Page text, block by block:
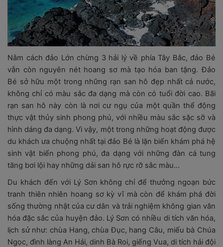
Nằm cách đảo Lớn chừng 3 hải lý về phía Tây Bắc, đảo Bé
vẫn còn nguyên nét hoang sơ mà tạo hóa ban tặng. Đảo
Bé sở hữu một trong những rạn san hô đẹp nhất cả nước,
không chỉ có màu sắc đa dạng mà còn có tuổi đời cao. Bãi
rạn san hô này còn là nơi cư ngụ của một quần thể động
thực vật thủy sinh phong phú, với nhiều màu sắc sặc sỡ và
hình dáng đa dạng. Vì vậy, một trong những hoạt động được
du khách ưa chuộng nhất tại đảo Bé là lặn biển khám phá hệ
sinh vật biển phong phú, đa dạng với những đàn cá tung
tăng bơi lội hay những dải san hô rực rỡ sắc màu…
Du khách đến với Lý Sơn không chỉ để thưởng ngoạn bức
tranh thiên nhiên hoang sơ kỳ vĩ mà còn để khám phá đời
sống thường nhật của cư dân và trải nghiệm không gian văn
hóa đặc sắc của huyện đảo. Lý Sơn có nhiều di tích văn hóa,
lịch sử như: chùa Hang, chùa Đục, hang Câu, miếu bà Chúa
Ngọc, đình làng An Hải, dinh Bà Roi, giếng Vua, di tích hải đội